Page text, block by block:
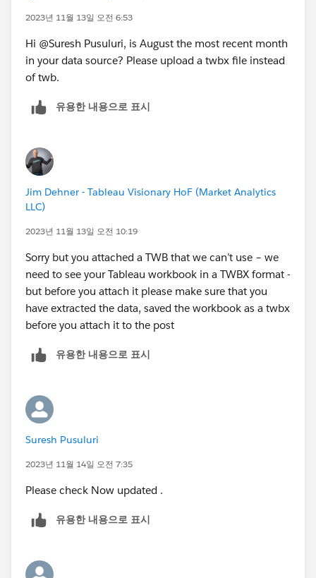
2023년 11월 13일 오전 6:53
Hi @Suresh Pusuluri​, is August the most recent month
in your data source? Please upload a twbx file instead
of twb.
유용한 내용으로 표시
Jim Dehner - Tableau Visionary HoF (Market Analytics
LLC)
2023년 11월 13일 오전 10:19
Sorry but you attached a TWB that we can’t use – we
need to see your Tableau workbook in a TWBX format -
but before you attach it please make sure that you
have extracted the data, saved the workbook as a twbx
before you attach it to the post
유용한 내용으로 표시
Suresh Pusuluri
2023년 11월 14일 오전 7:35
Please check Now updated .
유용한 내용으로 표시